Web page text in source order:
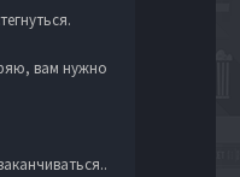
вам нужно